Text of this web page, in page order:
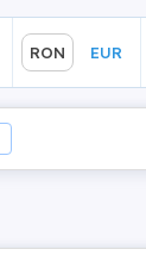
RON EUR